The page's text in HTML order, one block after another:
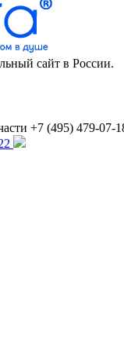
сайт в России.
+7 (495) 479-07-